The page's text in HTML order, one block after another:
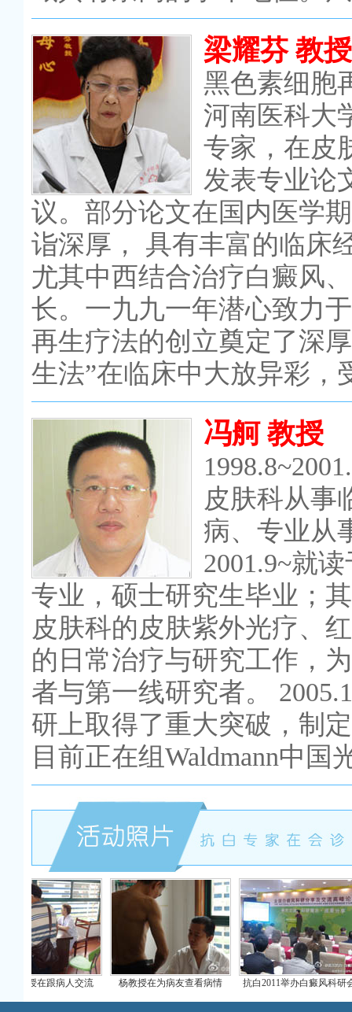
梁耀芬 教授
黑色素细胞
河南医科大
专家，在皮
发表专业论
议。部分论文在国内医学
诣深厚， 具有丰富的临床
尤其中西结合治疗白癜风
长。一九九一年潜心致力
再生疗法的创立奠定了深
生法”在临床中大放异彩，
冯舸 教授
皮肤科从事
病、专业从
2001.9~就
专业，硕士研究生毕业；
皮肤科的皮肤紫外光疗、
的日常治疗与研究工作，
者与第一线研究者。
研上取得了重大突破，制
目前正在组Waldmann中国
人交流 杨教授在为病友查看病情 抗白2011举办白癜风科研会 许